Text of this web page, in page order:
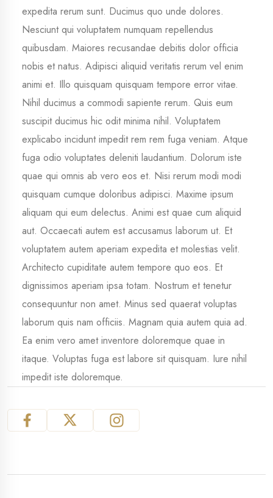
expedita rerum sunt. Ducimus quo unde dolores.
Nesciunt qui voluptatem numquam repellendus
quibusdam. Maiores recusandae debitis dolor officia
nobis et natus. Adipisci aliquid veritatis rerum vel enim
animi et. Illo quisquam quisquam tempore error vitae.
Nihil ducimus a commodi sapiente rerum. Quis eum
suscipit ducimus hic odit minima nihil. Voluptatem
explicabo incidunt impedit rem rem fuga veniam. Atque
fuga odio voluptates deleniti laudantium. Dolorum iste
quae qui omnis ab vero eos et. Nisi rerum modi modi
quisquam cumque doloribus adipisci. Maxime ipsum
aliquam qui eum delectus. Animi est quae cum aliquid
aut. Occaecati autem est accusamus laborum ut. Et
voluptatem autem aperiam expedita et molestias velit.
Architecto cupiditate autem tempore quo eos. Et
dignissimos aperiam ipsa totam. Nostrum et tenetur
consequuntur non amet. Minus sed quaerat voluptas
laborum quis nam officiis. Magnam quia autem quia ad.
Ea enim vero amet inventore doloremque quae in
itaque. Voluptas fuga est labore sit quisquam. Iure nihil
impedit iste doloremque.